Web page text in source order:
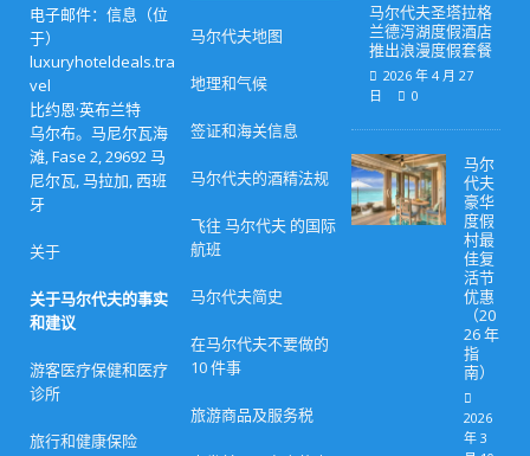
电子邮件：信息（位
于）
luxuryhoteldeals.tra
vel
比约恩·英布兰特
乌尔布。马尼尔瓦海
滩, Fase 2, 29692 马
尼尔瓦, 马拉加, 西班
牙
关于
关于马尔代夫的事实
和建议
游客医疗保健和医疗
诊所
旅行和健康保险
马尔代夫地图
地理和气候
签证和海关信息
马尔代夫的酒精法规
飞往 马尔代夫 的国际
航班
马尔代夫简史
在马尔代夫不要做的
10 件事
旅游商品及服务税
马尔代夫圣塔拉格
兰德泻湖度假酒店
推出浪漫度假套餐
2026 年 4 月 27
日
0
马尔
代夫
豪华
度假
村最
佳复
活节
优惠
（20
26 年
指
南）
2026
年 3